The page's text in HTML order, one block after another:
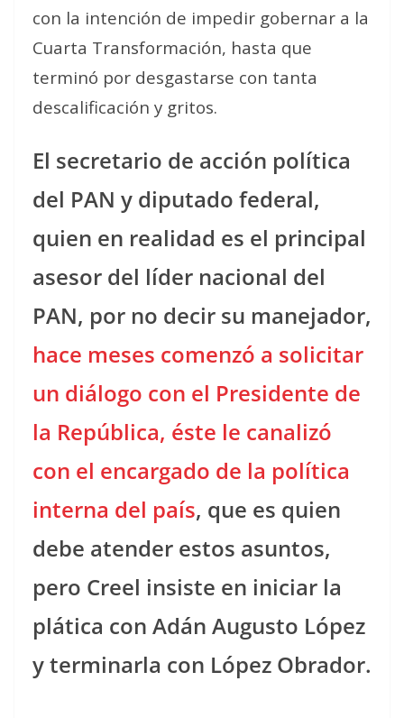
con la intención de impedir gobernar a la
Cuarta Transformación, hasta que
terminó por desgastarse con tanta
descalificación y gritos.
El secretario de acción política
del PAN y diputado federal,
quien en realidad es el principal
asesor del líder nacional del
PAN, por no decir su manejador,
hace meses comenzó a solicitar
un diálogo con el Presidente de
la República, éste le canalizó
con el encargado de la política
interna del país, que es quien
debe atender estos asuntos,
pero Creel insiste en iniciar la
plática con Adán Augusto López
y terminarla con López Obrador.